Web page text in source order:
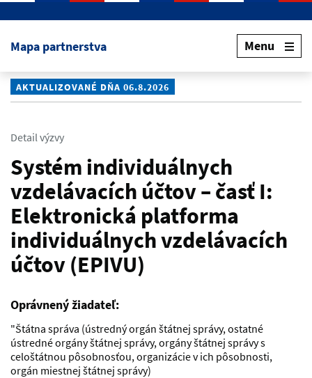
Mapa partnerstva Menu
AKTUALIZOVANÉ DŇA 06.8.2026
Detail výzvy
Systém individuálnych
vzdelávacích účtov – časť I:
Elektronická platforma
individuálnych vzdelávacích
účtov (EPIVU)
Oprávnený žiadateľ:
"Štátna správa (ústredný orgán štátnej správy, ostatné
ústredné orgány štátnej správy, orgány štátnej správy s
celoštátnou pôsobnosťou, organizácie v ich pôsobnosti,
orgán miestnej štátnej správy)